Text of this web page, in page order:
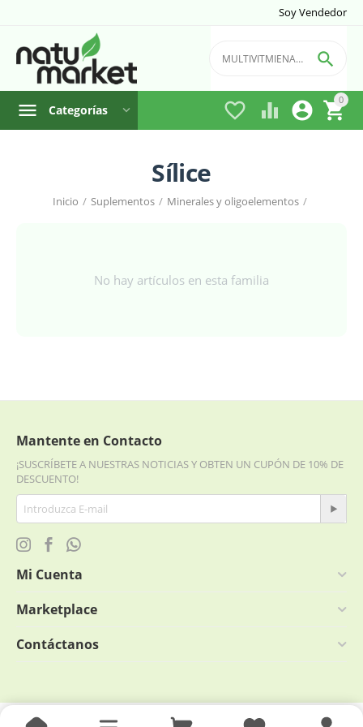
Soy Vendedor
0


 

Categorías
Sílice
Inicio / Suplementos / Minerales y oligoelementos /
No hay artículos en esta familia
Mantente en Contacto
¡SUSCRÍBETE A NUESTRAS NOTICIAS Y OBTEN UN CUPÓN DE 10% DE
DESCUENTO!
Mi Cuenta
Marketplace
Contáctanos